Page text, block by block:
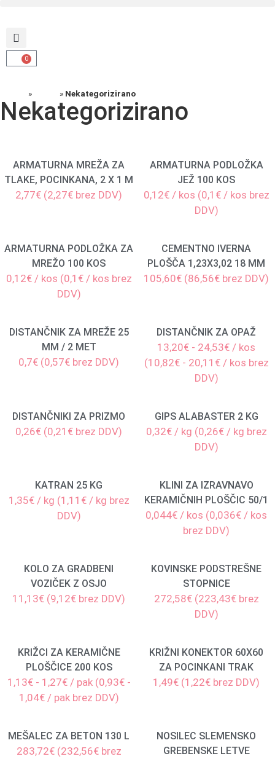
0
» » Nekategorizirano
Nekategorizirano
ARMATURNA MREŽA ZA
TLAKE, POCINKANA, 2 X 1 M
2,77€ (2,27€ brez DDV)
ARMATURNA PODLOŽKA
JEŽ 100 KOS
0,12€ / kos (0,1€ / kos brez
DDV)
ARMATURNA PODLOŽKA ZA
MREŽO 100 KOS
0,12€ / kos (0,1€ / kos brez
DDV)
CEMENTNO IVERNA
PLOŠČA 1,23X3,02 18 MM
105,60€ (86,56€ brez DDV)
DISTANČNIK ZA MREŽE 25
MM / 2 MET
0,7€ (0,57€ brez DDV)
DISTANČNIK ZA OPAŽ
13,20€ - 24,53€ / kos
(10,82€ - 20,11€ / kos brez
DDV)
DISTANČNIKI ZA PRIZMO
0,26€ (0,21€ brez DDV)
GIPS ALABASTER 2 KG
0,32€ / kg (0,26€ / kg brez
DDV)
KATRAN 25 KG
1,35€ / kg (1,11€ / kg brez
DDV)
KLINI ZA IZRAVNAVO
KERAMIČNIH PLOŠČIC 50/1
0,044€ / kos (0,036€ / kos
brez DDV)
KOLO ZA GRADBENI
VOZIČEK Z OSJO
11,13€ (9,12€ brez DDV)
KOVINSKE PODSTREŠNE
STOPNICE
272,58€ (223,43€ brez
DDV)
KRIŽCI ZA KERAMIČNE
PLOŠČICE 200 KOS
1,13€ - 1,27€ / pak (0,93€ -
1,04€ / pak brez DDV)
KRIŽNI KONEKTOR 60X60
ZA POCINKANI TRAK
1,49€ (1,22€ brez DDV)
MEŠALEC ZA BETON 130 L
283,72€ (232,56€ brez
NOSILEC SLEMENSKO
GREBENSKE LETVE